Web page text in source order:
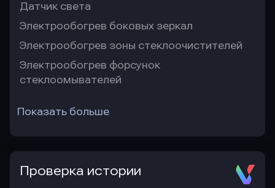
Датчик света
Электрообогрев боковых зеркал
Электрообогрев зоны стеклоочистителей
Электрообогрев форсунок
стеклоомывателей
Показать больше
Проверка истории